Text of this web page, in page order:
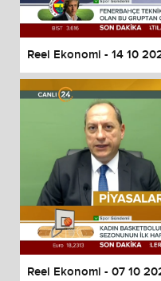
Reel Ekonomi - 14 10
Reel Ekonomi - 07 10